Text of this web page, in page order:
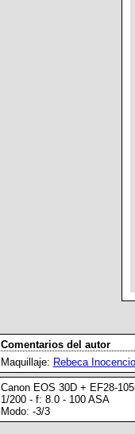
Comentarios del autor
Maquillaje: Rebeca Inocencio
Canon EOS 30D + EF28-
1/200 - f: 8.0 - 100 ASA
Modo: -3/3